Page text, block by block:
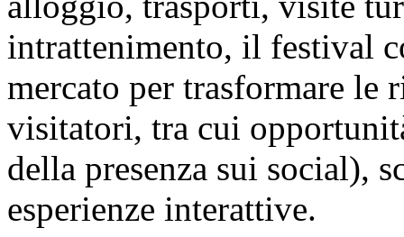
intrattenimento, il festival
mercato per trasformare le
visitatori, tra cui
della presenza sui social),
esperienze interattive.